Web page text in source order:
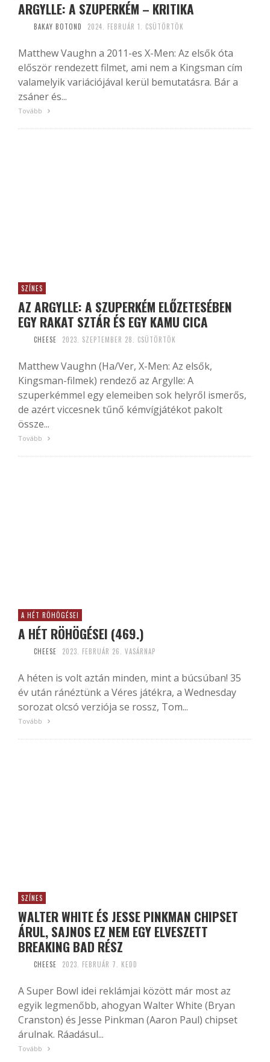
ARGYLLE: A SZUPERKÉM – KRITIKA
BAKAY BOTOND 2024. FEBRUÁR 1. CSÜTÖRTÖK
Matthew Vaughn a 2011-es X-Men: Az elsők óta
először rendezett filmet, ami nem a Kingsman cím
valamelyik variációjával kerül bemutatásra. Bár a
zsáner és...
Tovább
SZÍNES
AZ ARGYLLE: A SZUPERKÉM ELŐZETESÉBEN
EGY RAKAT SZTÁR ÉS EGY KAMU CICA
CHEESE 2023. SZEPTEMBER 28. CSÜTÖRTÖK
Matthew Vaughn (Ha/Ver, X-Men: Az elsők,
Kingsman-filmek) rendező az Argylle: A
szuperkémmel egy elemeiben sok helyről ismerős,
de azért viccesnek tűnő kémvígjátékot pakolt
össze...
Tovább
A HÉT RÖHÖGÉSEI
A HÉT RÖHÖGÉSEI (469.)
CHEESE 2023. FEBRUÁR 26. VASÁRNAP
A héten is volt aztán minden, mint a búcsúban! 35
év után ránéztünk a Véres játékra, a Wednesday
sorozat olcsó verziója se rossz, Tom...
Tovább
SZÍNES
WALTER WHITE ÉS JESSE PINKMAN CHIPSET
ÁRUL, SAJNOS EZ NEM EGY ELVESZETT
BREAKING BAD RÉSZ
CHEESE 2023. FEBRUÁR 7. KEDD
A Super Bowl idei reklámjai között már most az
egyik legmenőbb, ahogyan Walter White (Bryan
Cranston) és Jesse Pinkman (Aaron Paul) chipset
árulnak. Ráadásul...
Tovább